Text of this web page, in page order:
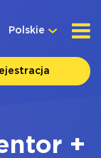
Polskie
+